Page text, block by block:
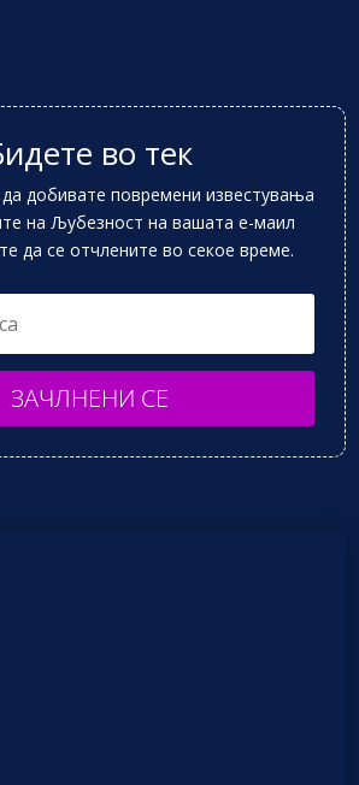
во тек
добивате повремени известувања
на Љубезност на вашата е-маил
да се отчлените во секое време.
ЗАЧЛНЕНИ СЕ